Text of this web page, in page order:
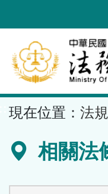
到
要
內
容
區
現在位置： 法
相關法